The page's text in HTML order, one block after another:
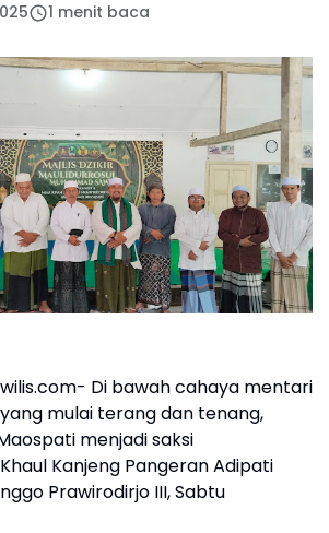
1 menit baca
Di bawah cahaya mentari
mulai terang dan tenang,
menjadi saksi
Kanjeng Pangeran Adipati
Prawirodirjo III, Sabtu